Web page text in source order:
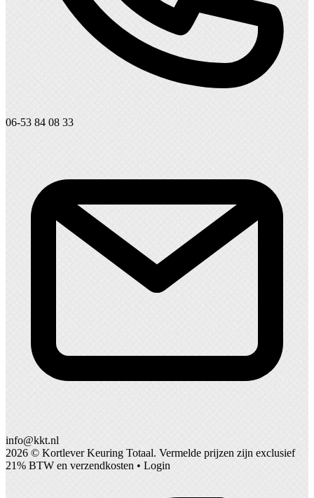
06-53 84 08 33
info@kkt.nl
2026 © Kortlever Keuring Totaal. Vermelde prijzen zijn exclusief
21% BTW en verzendkosten • Login